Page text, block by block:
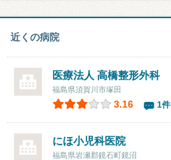
近くの病院
医療法人 高橋整形外科
福島県須賀川市塚田
3.16 1件
にほ小児科医院
福島県岩瀬郡鏡石町鏡沼